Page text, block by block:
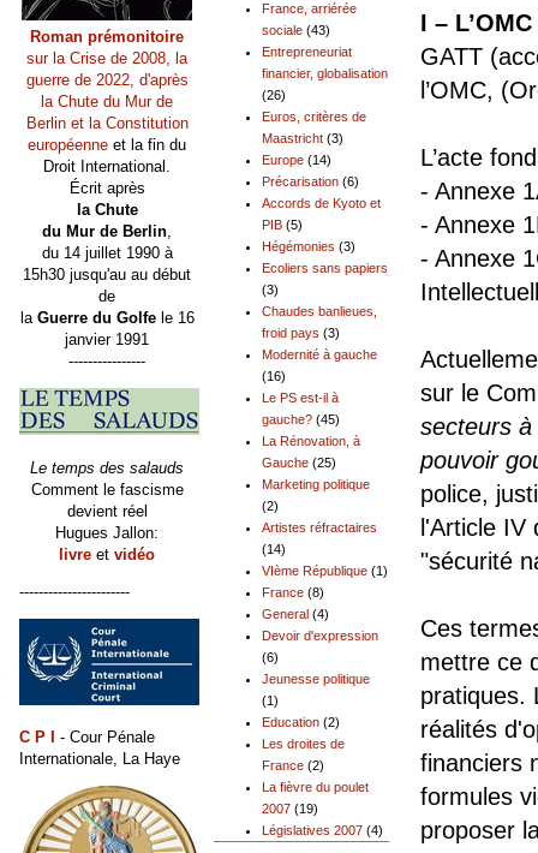
I – L’OMC
GATT
l’OMC,
L’acte
- Annexe
- Annexe
- Annexe
sur le
secteurs à
pouvoir
police,
l'Article IV
"sécurité
Ces
mettre ce
pratiques.
réalités
financiers
formules
proposer
France, arriérée
sociale (43)
Entrepreneuriat
financier, globalisation
(26)
Euros, critères de
Maastricht (3)
Europe (14)
Précarisation (6)
Accords de Kyoto et
PIB (5)
Hégémonies (3)
Ecoliers sans papiers
(3)
Chaudes banlieues,
froid pays (3)
Modernité à gauche
(16)
Le PS est-il à
gauche? (45)
La Rénovation, à
Gauche (25)
Marketing politique
(2)
Artistes réfractaires
(14)
VIème République (1)
France (8)
General (4)
Devoir d'expression
(6)
Jeunesse politique
(1)
Education (2)
Les droites de
France (2)
La fièvre du poulet
2007 (19)
Législatives 2007 (4)
Roman prémonitoire
sur la Crise de 2008, la
guerre de 2022, d'après
la Chute du Mur de
Berlin et la Constitution
européenne et la fin du
Droit International.
Écrit après
la Chute
du Mur de Berlin,
du 14 juillet 1990 à
15h30 jusqu'au au début
de
la Guerre du Golfele 16
janvier 1991
----------------
Le temps des salauds
Comment le fascisme
devient réel
Hugues Jallon:
livre et vidéo
-----------------------
C P I
- Cour Pénale
Internationale, La Haye